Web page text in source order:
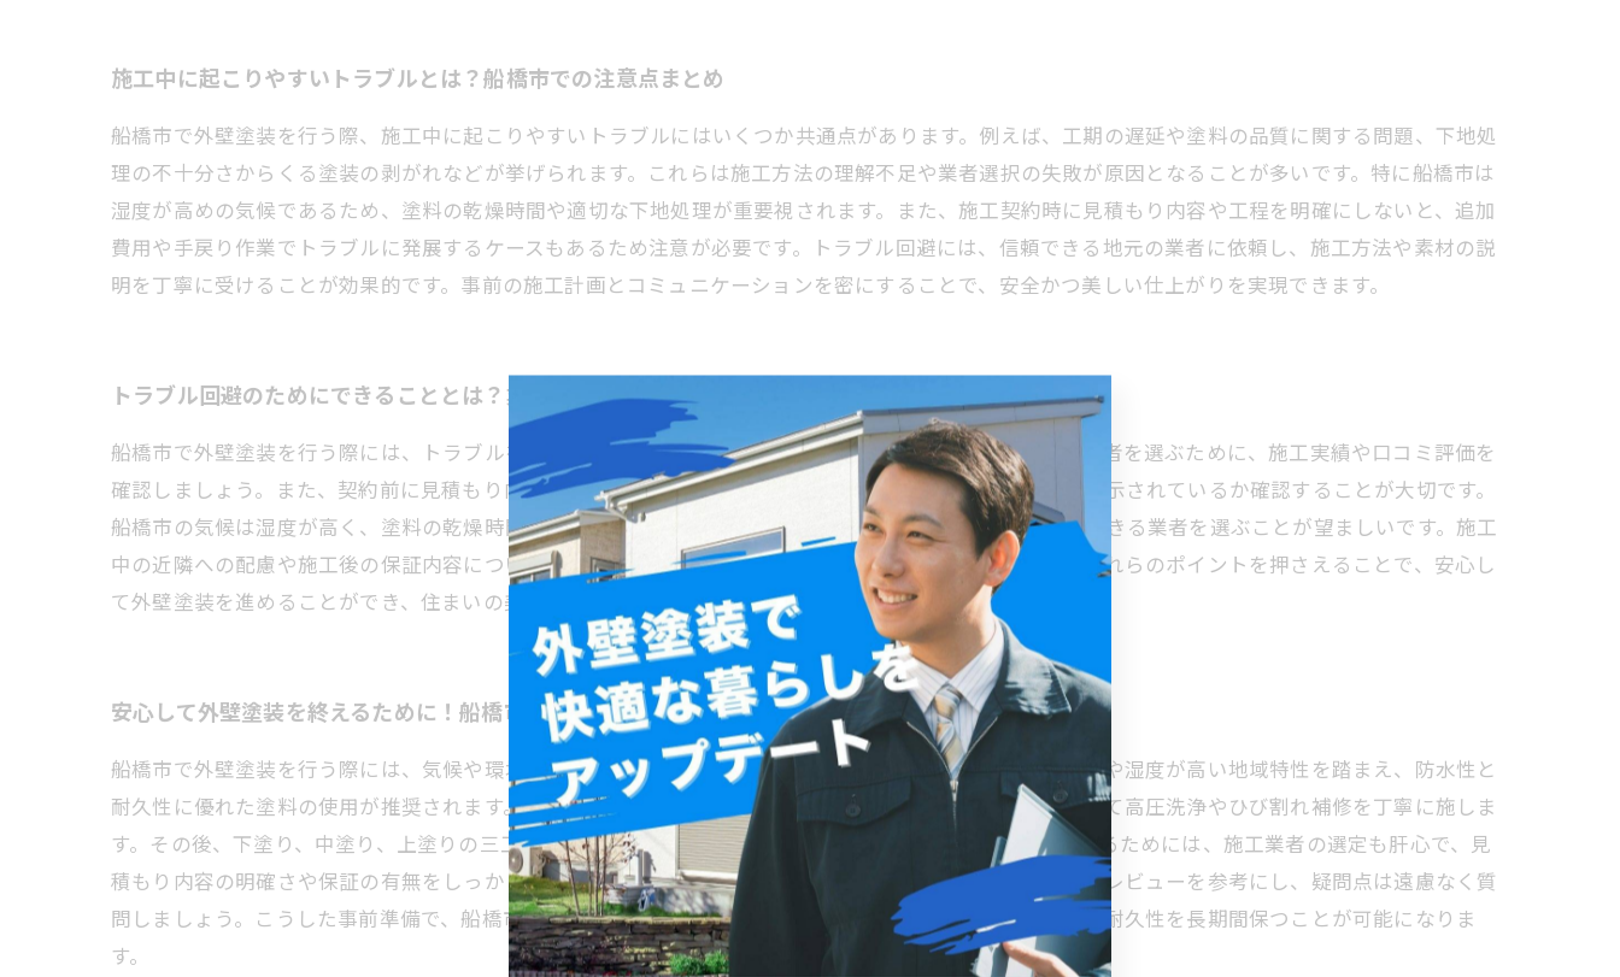
施工中に起こりやすいトラブルとは？船橋市での注意点まとめ
船橋市で外壁塗装を行う際、施工中に起こりやすいトラブルにはいくつか共通点があります。例えば、工期の遅延や塗料の品質に関する問題、下地処
理の不十分さからくる塗装の剥がれなどが挙げられます。これらは施工方法の理解不足や業者選択の失敗が原因となることが多いです。特に船橋市は
湿度が高めの気候であるため、塗料の乾燥時間や適切な下地処理が重要視されます。また、施工契約時に見積もり内容や工程を明確にしないと、追加
費用や手戻り作業でトラブルに発展するケースもあるため注意が必要です。トラブル回避には、信頼できる地元の業者に依頼し、施工方法や素材の説
明を丁寧に受けることが効果的です。事前の施工計画とコミュニケーションを密にすることで、安全かつ美しい仕上がりを実現できます。
トラブル回避のためにできることとは？業者選びとチェックポイント
船橋市で外壁塗装を行う際には、トラブルを避けるための業者選びが非常に重要です。まず、信頼できる業者を選ぶために、施工実績や口コミ評価を
確認しましょう。また、契約前に見積もり内容を詳しくチェックし、材料や塗料の種類、施工方法が明確に示されているか確認することが大切です。
船橋市の気候は湿度が高く、塗料の乾燥時間や耐久性に影響を与えるため、地域に適した塗装方法を提案できる業者を選ぶことが望ましいです。施工
中の近隣への配慮や施工後の保証内容についても確認し、トラブルの芽を事前に摘む努力をしましょう。これらのポイントを押さえることで、安心し
て外壁塗装を進めることができ、住まいの美観と耐久性を長期間にわたり守ることが可能です。
安心して外壁塗装を終えるために！船橋市での施工成功ストーリー
船橋市で外壁塗装を行う際には、気候や環境に適した施工方法を選ぶことが成功の鍵となります。特に潮風や湿度が高い地域特性を踏まえ、防水性と
耐久性に優れた塗料の使用が推奨されます。施工の流れは、まず現地調査と劣化診断を行い、下地処理として高圧洗浄やひび割れ補修を丁寧に施しま
す。その後、下塗り、中塗り、上塗りの三工程でしっかりと塗装を重ねることが重要です。トラブルを避けるためには、施工業者の選定も肝心で、見
積もり内容の明確さや保証の有無をしっかり確認することが必要です。契約前には、過去の施工実績や顧客レビューを参考にし、疑問点は遠慮なく質
問しましょう。こうした事前準備で、船橋市の特性に合った安心・安全な外壁塗装を実現し、自宅の美観と耐久性を長期間保つことが可能になりま
す。